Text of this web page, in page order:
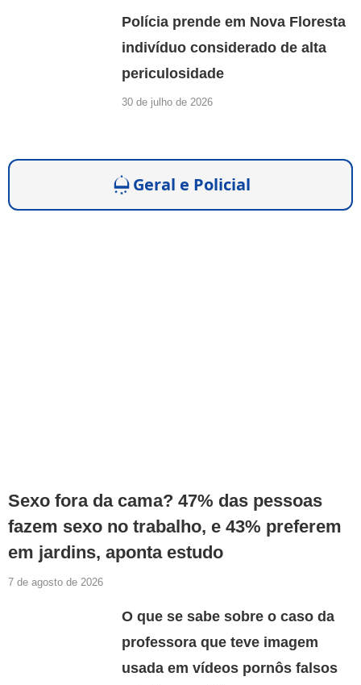
Polícia prende em Nova Floresta
indivíduo considerado de alta
periculosidade
30 de julho de 2026
Geral e Policial
Sexo fora da cama? 47% das pessoas
fazem sexo no trabalho, e 43% preferem
em jardins, aponta estudo
7 de agosto de 2026
O que se sabe sobre o caso da
professora que teve imagem
usada em vídeos pornôs falsos